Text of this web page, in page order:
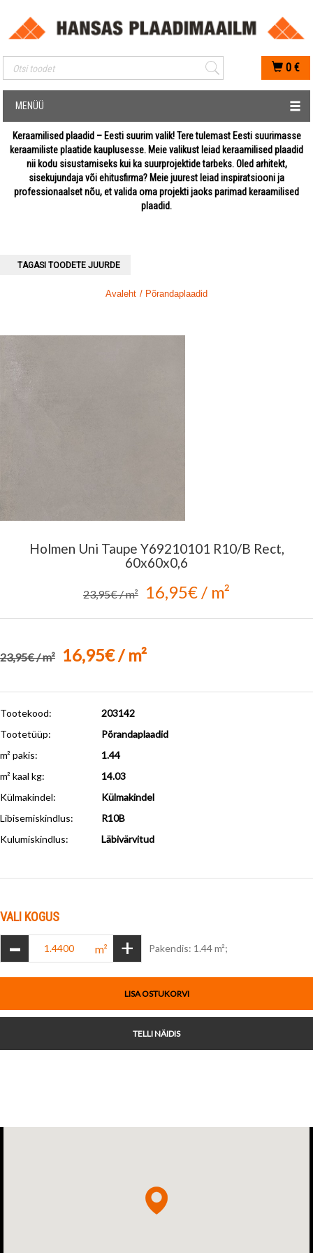
Mobiilis otsimise sisestus
0 €
MENÜÜ
Keraamilised plaadid – Eesti suurim valik! Tere tulemast Eesti suurimasse
keraamiliste plaatide kauplusesse. Meie valikust leiad keraamilised plaadid
nii kodu sisustamiseks kui ka suurprojektide tarbeks. Oled arhitekt,
sisekujundaja või ehitusfirma? Meie juurest leiad inspiratsiooni ja
professionaalset nõu, et valida oma projekti jaoks parimad keraamilised
plaadid.
TAGASI TOODETE JUURDE
Avaleht / Põrandaplaadid
Holmen Uni Taupe Y69210101 R10/B Rect,
60x60x0,6
23,95€ / m² 16,95€ / m²
23,95€ / m² 16,95€ / m²
Tootekood:
203142
Tootetüüp:
Põrandaplaadid
m² pakis:
1.44
m² kaal kg:
14.03
Külmakindel:
Külmakindel
Libisemiskindlus:
R10B
Kulumiskindlus: Läbivärvitud
VALI KOGUS
- m² + Pakendis: 1.44 m²;
LISA OSTUKORVI
TELLI NÄIDIS